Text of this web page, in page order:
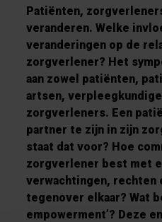
Patiënten,
veranderen. Welke
veranderingen op de
zorgverlener? Het
aan zowel patiënten,
artsen,
zorgverleners. Een
partner te zijn in zijn
staat dat voor? Hoe
zorgverlener best met
verwachtingen, rechten
tegenover elkaar? Wat
empowerment’? Deze